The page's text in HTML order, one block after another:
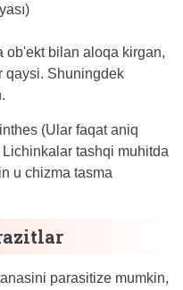
ob'ekt bilan aloqa kirgan,
qaysi. Shuningdek
(Ular faqat aniq
tashqi muhitda
u chizma tasma
parasitize mumkin,